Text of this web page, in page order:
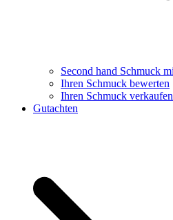
Second hand Schmuck
Ihren Schmuck bewerten
Ihren Schmuck verkaufen
Gutachten